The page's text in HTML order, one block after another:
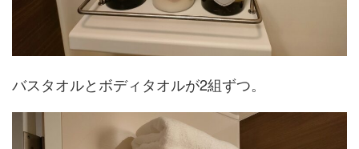
バスタオルとボディタオルが2組ずつ。